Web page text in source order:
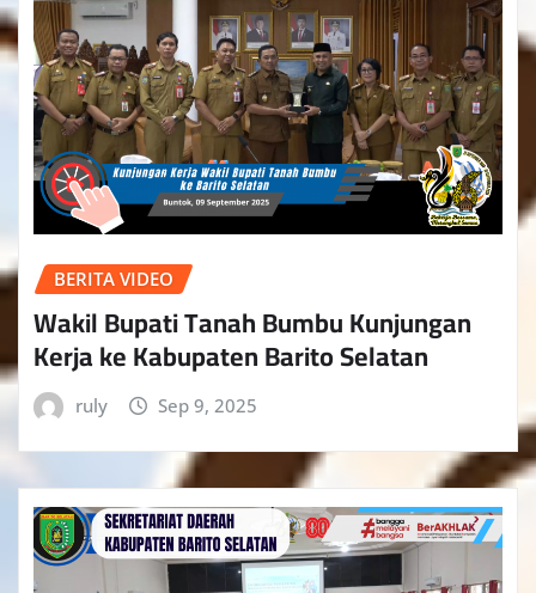
BERITA VIDEO
Wakil Bupati Tanah Bumbu Kunjungan
Kerja ke Kabupaten Barito Selatan
ruly Sep 9, 2025